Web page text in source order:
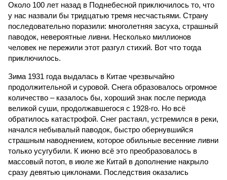
Около 100 лет назад в Поднебесной приключилось то, что
у нас назвали бы тридцатью тремя несчастьями. Страну
последовательно поразили: многолетняя засуха, страшный
паводок, невероятные ливни. Несколько миллионов
человек не пережили этот разгул стихий. Вот что тогда
приключилось.
Зима 1931 года выдалась в Китае чрезвычайно
продолжительной и суровой. Снега образовалось огромное
количество – казалось бы, хороший знак после периода
великой суши, продолжавшегося с 1928-го. Но всё
обратилось катастрофой. Снег растаял, устремился в реки,
начался небывалый паводок, быстро обернувшийся
страшным наводнением, которое обильные весенние ливни
только усугубили. К июню всё это преобразовалось в
массовый потоп, в июле же Китай в дополнение накрыло
сразу девятью циклонами. Последствия оказались